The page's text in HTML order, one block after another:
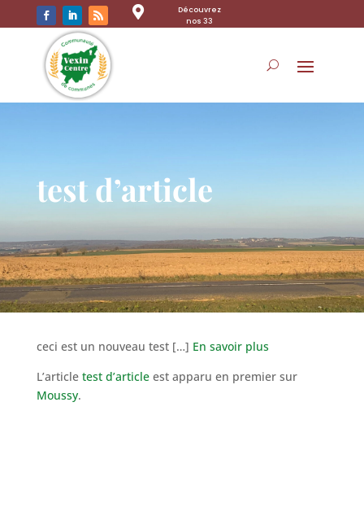

Découvrez
nos 33
test d’article
ceci est un nouveau test […] En savoir plus
L’article test d’articleest apparu en premier sur
Moussy.